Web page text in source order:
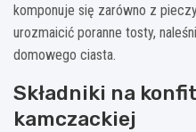
komponuje się zarówno z
urozmaicić poranne tosty,
domowego ciasta.
Składniki na
kamczackiej